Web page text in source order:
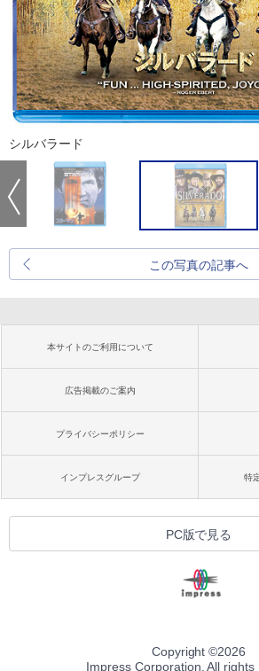
シルバラード
この写真の記事へ
本サイトのご利用について
広告掲載のご案内
プライバシーポリシー
インプレスグループ 特
PC版で見る
Copyright ©2026
Impress Corporation. All rights